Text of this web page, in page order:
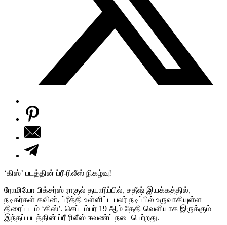
‘கிஸ்’ படத்தின் ப்ரீ-ரிலீஸ் நிகழ்வு!
ரோமியோ பிக்சர்ஸ் ராகுல் தயாரிப்பில், சதீஷ் இயக்கத்தில்,
நடிகர்கள் கவின், ப்ரீத்தி உள்ளிட்ட பலர் நடிப்பில் உருவாகியுள்ள
திரைப்படம் ‘கிஸ்’. செப்டம்பர் 19 ஆம் தேதி வெளியாக இருக்கும்
இந்தப் படத்தின் ப்ரீ ரிலீஸ் ஈவண்ட் நடைபெற்றது.